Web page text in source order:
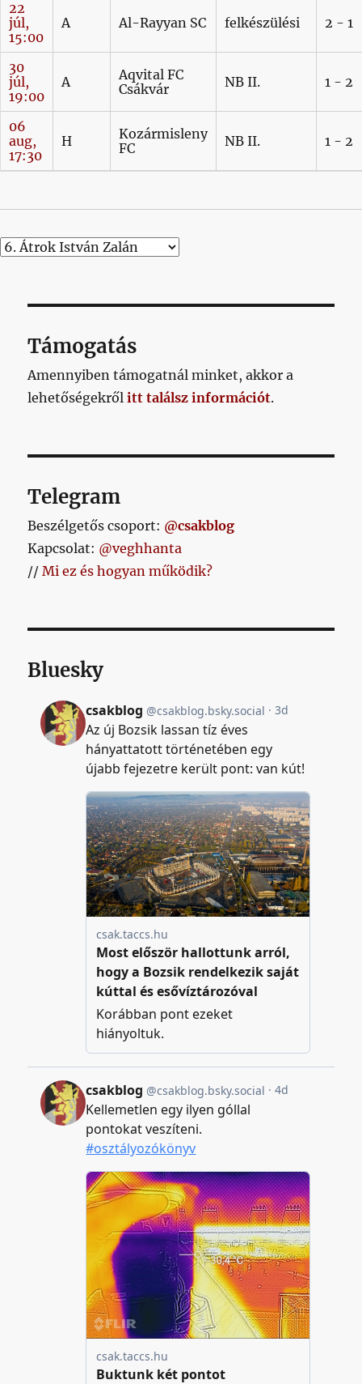
22
júl,
15:00
A Al-Rayyan SC felkészülési 2 - 1
30
júl,
19:00
A
Aqvital FC
Csákvár
NB II. 1 - 2
06
aug,
17:30
H
Kozármisleny
FC
NB II. 1 - 2
Támogatás
Amennyiben támogatnál minket, akkor a
lehetőségekrőlitt találsz információt.
Telegram
Beszélgetős csoport: @csakblog
Kapcsolat: @veghhanta
//Mi ez és hogyan működik?
Bluesky